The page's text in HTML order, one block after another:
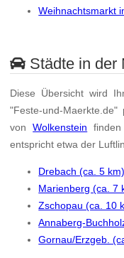
Weihnachtsmarkt
Städte in der
Diese Übersicht wird
"Feste-und-
vonWolkenstein
entspricht etwa der
Drebach (ca. 5 km)
Marienberg (ca. 7
Zschopau (ca. 10
Annaberg-
Gornau/Erzgeb.